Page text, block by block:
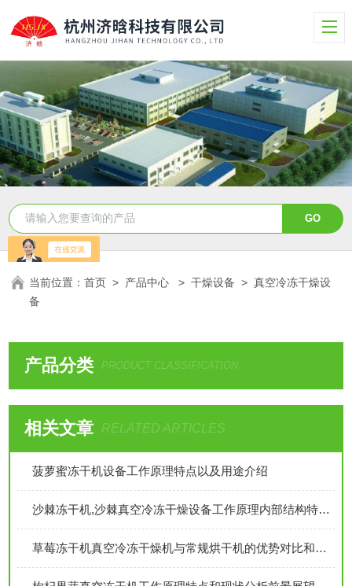
当前位置：首页 > 产品中心 >干燥设备 >真空冷冻干燥设
备
产品分类 PRODUCT CLASSIFICATION
相关文章 RELATED ARTICLES
菠萝蜜冻干机设备工作原理特点以及用途介绍
沙棘冻干机,沙棘真空冷冻干燥设备工作原理内部结构特点和设备市场前景分析
草莓冻干机真空冷冻干燥机与常规烘干机的优势对比和工作原理分析